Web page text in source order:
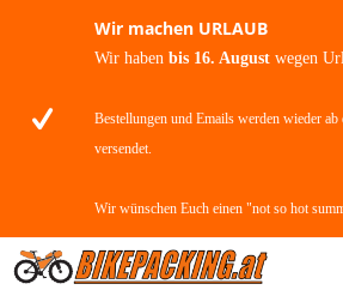
Wir machen URLAUB
Wir haben bis 16. August wegen
Bestellungen und Emails werden wieder
versendet.
Wir wünschen Euch einen "not so hot